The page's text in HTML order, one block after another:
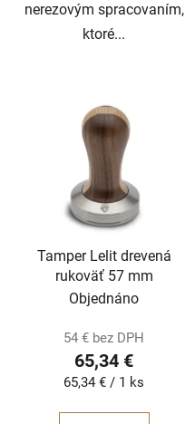
nerezovým spracovaním,
ktoré...
Tamper Lelit drevená
rukoväť 57 mm
Objednáno
54 € bez DPH
65,34 €
Jednotková
65,34 € / 1 ks